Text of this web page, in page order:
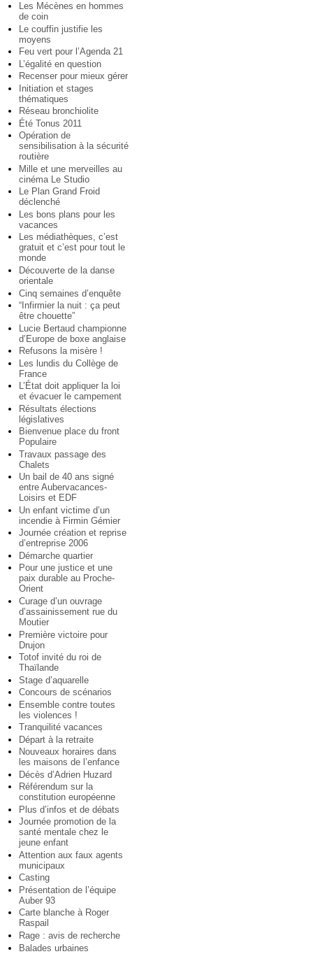
Les Mécènes en hommes
de coin
Le couffin justifie les
moyens
Feu vert pour l’Agenda 21
L’égalité en question
Recenser pour mieux gérer
Initiation et stages
thématiques
Réseau bronchiolite
Été Tonus 2011
Opération de
sensibilisation à la sécurité
routière
Mille et une merveilles au
cinéma Le Studio
Le Plan Grand Froid
déclenché
Les bons plans pour les
vacances
Les médiathèques, c’est
gratuit et c’est pour tout le
monde
Découverte de la danse
orientale
Cinq semaines d’enquête
“Infirmier la nuit : ça peut
être chouette”
Lucie Bertaud championne
d’Europe de boxe anglaise
Refusons la misère !
Les lundis du Collège de
France
L’État doit appliquer la loi
et évacuer le campement
Résultats élections
législatives
Bienvenue place du front
Populaire
Travaux passage des
Chalets
Un bail de 40 ans signé
entre Aubervacances-
Loisirs et EDF
Un enfant victime d’un
incendie à Firmin Gémier
Journée création et reprise
d’entreprise 2006
Démarche quartier
Pour une justice et une
paix durable au Proche-
Orient
Curage d’un ouvrage
d’assainissement rue du
Moutier
Première victoire pour
Drujon
Totof invité du roi de
Thaïlande
Stage d’aquarelle
Concours de scénarios
Ensemble contre toutes
les violences !
Tranquilité vacances
Départ à la retraite
Nouveaux horaires dans
les maisons de l’enfance
Décès d’Adrien Huzard
Référendum sur la
constitution européenne
Plus d’infos et de débats
Journée promotion de la
santé mentale chez le
jeune enfant
Attention aux faux agents
municipaux
Casting
Présentation de l’équipe
Auber 93
Carte blanche à Roger
Raspail
Rage : avis de recherche
Balades urbaines